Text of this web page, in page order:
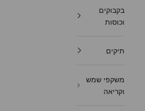
בקבוקים
וכוסות
תיקים
משקפי שמש
וקריאה